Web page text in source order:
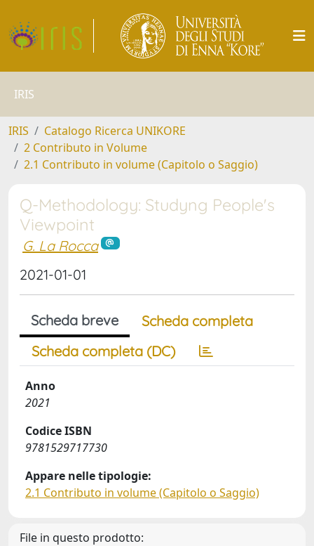
IRIS
IRIS
Catalogo Ricerca UNIKORE
2 Contributo in Volume
2.1 Contributo in volume (Capitolo o Saggio)
Q-Methodology: Studyng People's
Viewpoint
G. La Rocca
2021-01-01
Scheda breve
Scheda completa
Scheda completa (DC)
Anno
2021
Codice ISBN
9781529717730
Appare nelle tipologie:
2.1 Contributo in volume (Capitolo o Saggio)
File in questo prodotto: